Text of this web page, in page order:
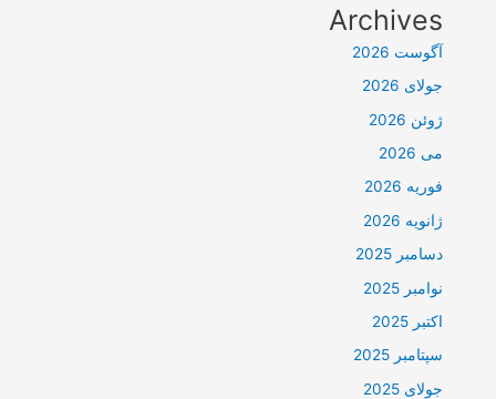
Archives
آگوست 2026
جولای 2026
ژوئن 2026
می 2026
فوریه 2026
ژانویه 2026
دسامبر 2025
نوامبر 2025
اکتبر 2025
سپتامبر 2025
جولای 2025